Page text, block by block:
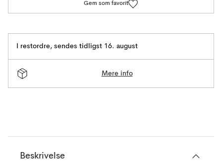
Gem som favorit
I restordre, sendes tidligst 16. august
Mere info
Beskrivelse